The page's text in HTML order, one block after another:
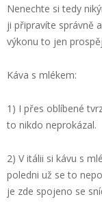
Nenechte si tedy
ji připravíte správně
výkonu to jen
Káva s mlékem:
1) I přes oblíbené
to nikdo neprokázal.
2) V itálii si kávu s
poledni už se to
je zde spojeno se